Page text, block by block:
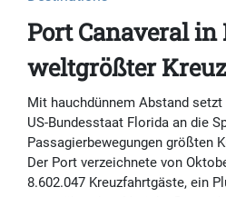
Port Canaveral
weltgrößter
Mit hauchdünnem Abstand
US-Bundesstaat Florida an die
Passagierbewegungen größten
Der Port verzeichnete von
8.602.047 Kreuzfahrtgäste, ein